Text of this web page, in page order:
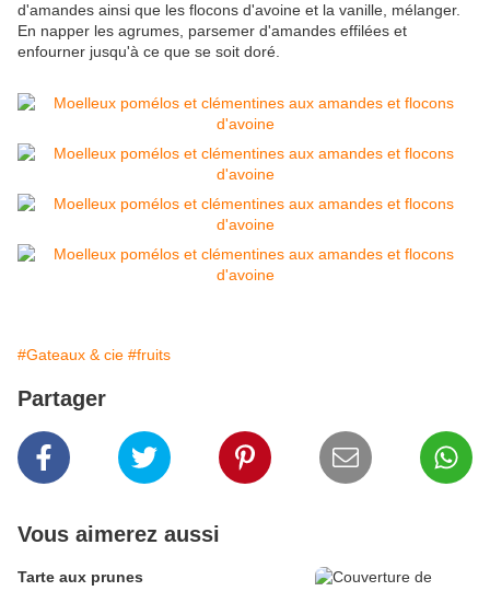
d'amandes ainsi que les flocons d'avoine et la vanille, mélanger.
En napper les agrumes, parsemer d'amandes effilées et
enfourner jusqu'à ce que se soit doré.
#Gateaux & cie #fruits
Partager
Vous aimerez aussi
Tarte aux prunes